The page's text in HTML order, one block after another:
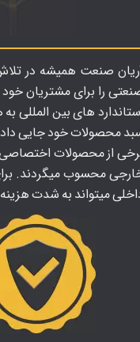
صنعت همیشه در
را برای مشتریان خود
های بین المللی
محصولات خود جایی
از محصولات اختصاصی،
محسوب میگردند.
میتواند به شدت